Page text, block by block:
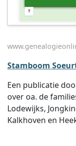
Stamboom
Een publicatie
over oa. de
Lodewijks,
Kalkhoven en